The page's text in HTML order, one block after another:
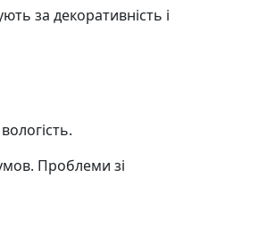
за декоративність і
Проблеми зі